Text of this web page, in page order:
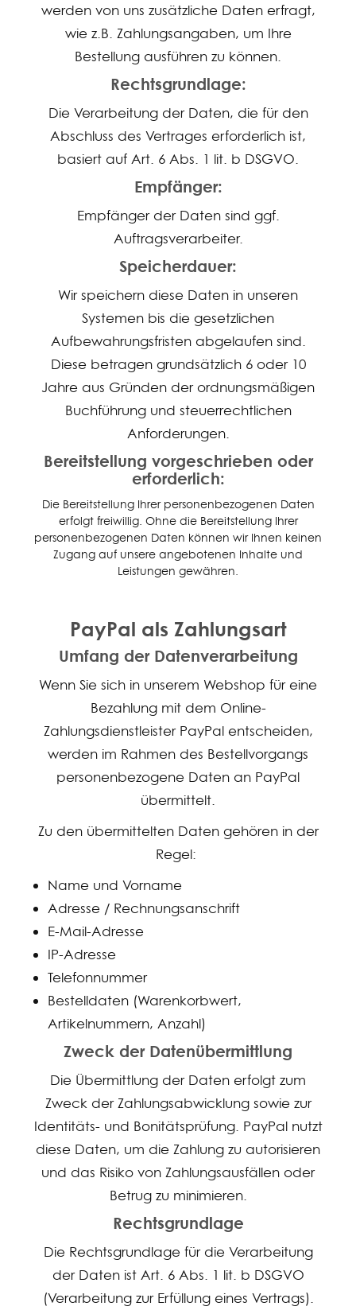
werden von uns zusätzliche Daten erfragt,
wie z.B. Zahlungsangaben, um Ihre
Bestellung ausführen zu können.
Rechtsgrundlage:
Die Verarbeitung der Daten, die für den
Abschluss des Vertrages erforderlich ist,
basiert auf Art. 6 Abs. 1 lit. b DSGVO.
Empfänger:
Empfänger der Daten sind ggf.
Auftragsverarbeiter.
Speicherdauer:
Wir speichern diese Daten in unseren
Systemen bis die gesetzlichen
Aufbewahrungsfristen abgelaufen sind.
Diese betragen grundsätzlich 6 oder 10
Jahre aus Gründen der ordnungsmäßigen
Buchführung und steuerrechtlichen
Anforderungen.
Bereitstellung vorgeschrieben oder
erforderlich:
Die Bereitstellung Ihrer personenbezogenen Daten
erfolgt freiwillig. Ohne die Bereitstellung Ihrer
personenbezogenen Daten können wir Ihnen keinen
Zugang auf unsere angebotenen Inhalte und
Leistungen gewähren.
PayPal als Zahlungsart
Umfang der Datenverarbeitung
Wenn Sie sich in unserem Webshop für eine
Bezahlung mit dem Online-
Zahlungsdienstleister PayPal entscheiden,
werden im Rahmen des Bestellvorgangs
personenbezogene Daten an PayPal
übermittelt.
Zu den übermittelten Daten gehören in der
Regel:
Name und Vorname
Adresse / Rechnungsanschrift
E-Mail-Adresse
IP-Adresse
Telefonnummer
Bestelldaten (Warenkorbwert,
Artikelnummern, Anzahl)
Zweck der Datenübermittlung
Die Übermittlung der Daten erfolgt zum
Zweck der Zahlungsabwicklung sowie zur
Identitäts- und Bonitätsprüfung. PayPal nutzt
diese Daten, um die Zahlung zu autorisieren
und das Risiko von Zahlungsausfällen oder
Betrug zu minimieren.
Rechtsgrundlage
Die Rechtsgrundlage für die Verarbeitung
der Daten ist Art. 6 Abs. 1 lit. b DSGVO
(Verarbeitung zur Erfüllung eines Vertrags).